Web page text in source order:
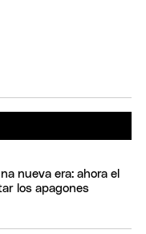
nueva era: ahora el
los apagones